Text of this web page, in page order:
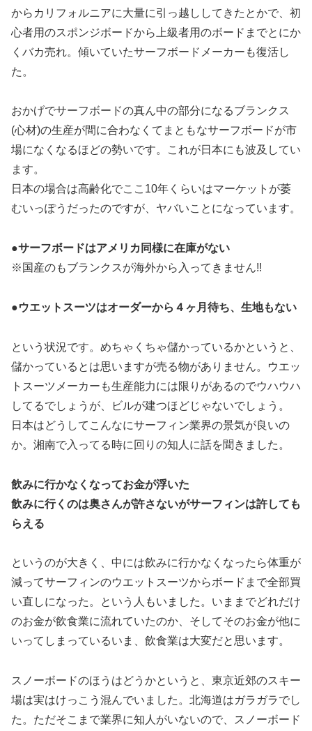
からカリフォルニアに大量に引っ越ししてきたとかで、初
心者用のスポンジボードから上級者用のボードまでとにか
くバカ売れ。傾いていたサーフボードメーカーも復活し
た。
おかげでサーフボードの真ん中の部分になるブランクス
(心材)の生産が間に合わなくてまともなサーフボードが市
場になくなるほどの勢いです。これが日本にも波及してい
ます。
日本の場合は高齢化でここ10年くらいはマーケットが萎
むいっぽうだったのですが、ヤバいことになっています。
●サーフボードはアメリカ同様に在庫がない
※国産のもブランクスが海外から入ってきません!!
●ウエットスーツはオーダーから４ヶ月待ち、生地もない
という状況です。めちゃくちゃ儲かっているかというと、
儲かっているとは思いますが売る物がありません。ウエッ
トスーツメーカーも生産能力には限りがあるのでウハウハ
してるでしょうが、ビルが建つほどじゃないでしょう。
日本はどうしてこんなにサーフィン業界の景気が良いの
か。湘南で入ってる時に回りの知人に話を聞きました。
飲みに行かなくなってお金が浮いた
飲みに行くのは奥さんが許さないがサーフィンは許しても
らえる
というのが大きく、中には飲みに行かなくなったら体重が
減ってサーフィンのウエットスーツからボードまで全部買
い直しになった。という人もいました。いままでどれだけ
のお金が飲食業に流れていたのか、そしてそのお金が他に
いってしまっているいま、飲食業は大変だと思います。
スノーボードのほうはどうかというと、東京近郊のスキー
場は実はけっこう混んでいました。北海道はガラガラでし
た。ただそこまで業界に知人がいないので、スノーボード